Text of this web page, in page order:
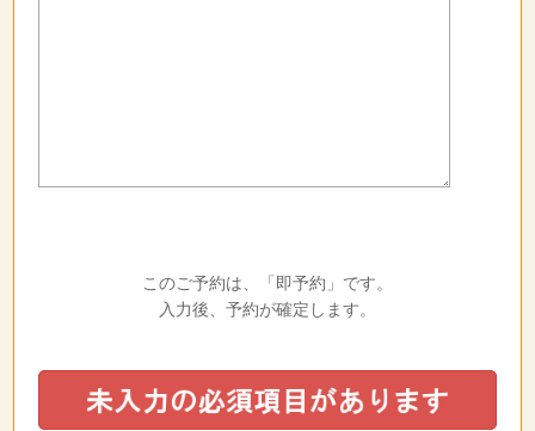
このご予約は、「即予約」です。
入力後、予約が確定します。